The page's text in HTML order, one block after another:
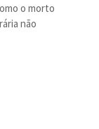
o morto
não